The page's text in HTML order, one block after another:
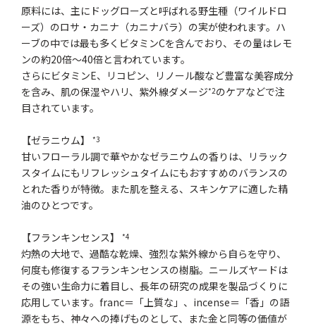
原料には、主にドッグローズと呼ばれる野生種（ワイルドロ
ーズ）のロサ・カニナ（カニナバラ）の実が使われます。ハ
ーブの中では最も多くビタミンCを含んでおり、その量はレモ
ンの約20倍～40倍と言われています。
さらにビタミンE、リコピン、リノール酸など豊富な美容成分
を含み、肌の保湿やハリ、紫外線ダメージ*2のケアなどで注
目されています。
【ゼラニウム】*3
甘いフローラル調で華やかなゼラニウムの香りは、リラック
スタイムにもリフレッシュタイムにもおすすめのバランスの
とれた香りが特徴。また肌を整える、スキンケアに適した精
油のひとつです。
【フランキンセンス】*4
灼熱の大地で、過酷な乾燥、強烈な紫外線から自らを守り、
何度も修復するフランキンセンスの樹脂。ニールズヤードは
その強い生命力に着目し、長年の研究の成果を製品づくりに
応用しています。franc＝「上質な」、incense＝「香」の語
源をもち、神々への捧げものとして、また金と同等の価値が